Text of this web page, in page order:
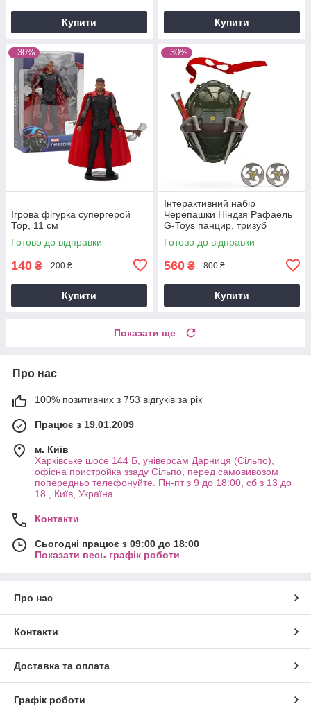
Купити Купити
–30%
Ігрова фігурка супергерой
Тор, 11 см
Готово до відправки
140 ₴ 200 ₴
Купити
–30%
Інтерактивний набір
Черепашки Ніндзя Рафаель
G-Toys панцир, тризуб
Рафаеля, пов'язка Рафаеля,
сюрікени, червоний
Готово до відправки
560 ₴ 800 ₴
Купити
Показати ще
Про нас
100% позитивних з 753 відгуків за рік
Працює з 19.01.2009
м. Київ
Харківське шосе 144 Б, універсам Дарниця (Сільпо),
офісна пристройка ззаду Сільпо, перед самовивозом
попередньо телефонуйте. Пн-пт з 9 до 18:00, сб з 13 до
18., Київ, Україна
Контакти
Сьогодні працює з 09:00 до 18:00
Показати весь графік роботи
Про нас
Контакти
Доставка та оплата
Графік роботи